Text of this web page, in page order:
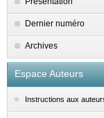
Dernier numéro
Archives
Espace Auteurs
Instructions aux